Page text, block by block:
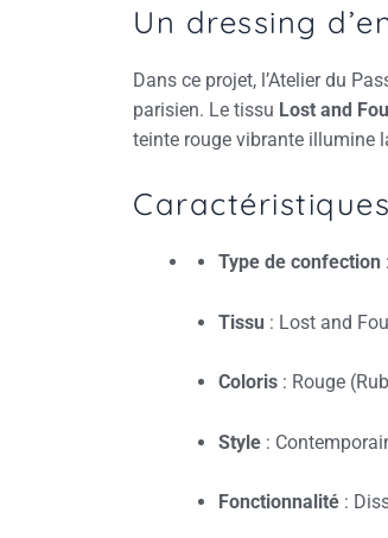
Un dressing
Dans ce projet, l’Atelier du
parisien. Le tissu Lost and
teinte rouge vibrante illumine
Type de confection :
Tissu : Lost and
Coloris : Rouge
Style :
Fonctionnalité :